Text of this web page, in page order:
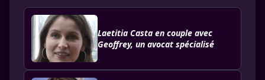
Laetitia Casta en couple avec
Geoffrey, un avocat spécialisé